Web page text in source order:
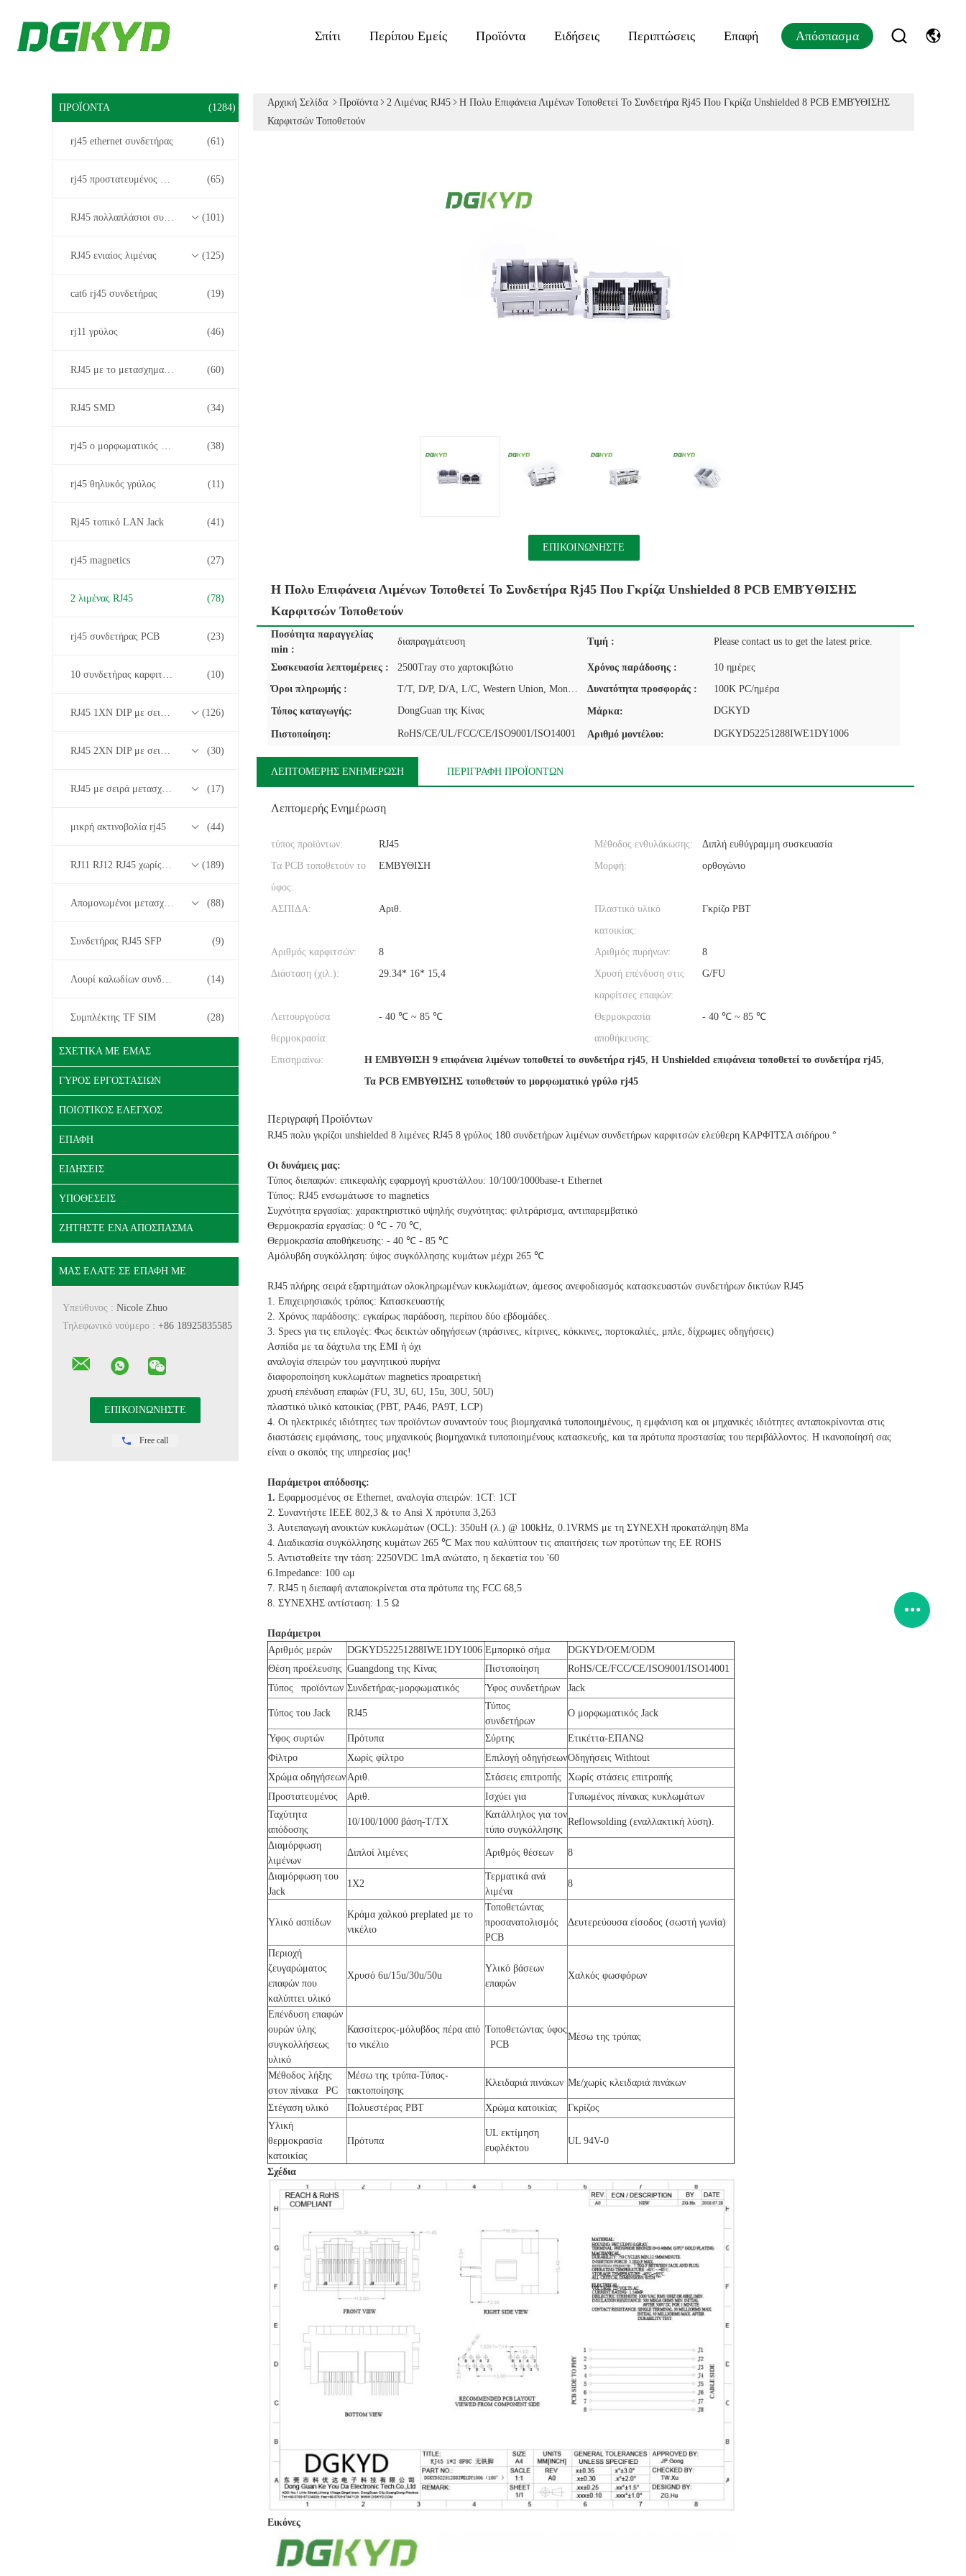
Σπίτι Περίπου Εμείς Προϊόντα Ειδήσεις Περιπτώσεις Επαφή Απόσπασμα
ΠΡΟΪΌΝΤΑ (1284)
rj45 ethernet συνδετήρας (61)
rj45 προστατευμένος συνδετήρας (65)
RJ45 πολλαπλάσιοι συνδετήρες λιμένων (101)
RJ45 ενιαίος λιμένας (125)
cat6 rj45 συνδετήρας (19)
rj11 γρύλος (46)
RJ45 με το μετασχηματιστή (60)
RJ45 SMD (34)
rj45 ο μορφωματικός Jack (38)
rj45 θηλυκός γρύλος (11)
Rj45 τοπικό LAN Jack (41)
rj45 magnetics (27)
2 λιμένας RJ45 (78)
rj45 συνδετήρας PCB (23)
10 συνδετήρας καρφιτσών RJ45 (10)
RJ45 1XN DIP με σειρά μετασχηματιστών βάσης-T 10/100/1000M (126)
RJ45 2XN DIP με σειρά μετασχηματιστών βάσης-T 10/100/1000M (30)
RJ45 με σειρά μετασχηματιστών 2.5G/5G/10G Base-T (17)
μικρή ακτινοβολία rj45 (44)
RJ11 RJ12 RJ45 χωρίς σειρά μετασχηματιστών (189)
Απομονωμένοι μετασχηματιστές (88)
Συνδετήρας RJ45 SFP (9)
Λουρί καλωδίων συνδετήρων (14)
Συμπλέκτης TF SIM (28)
ΣΧΕΤΙΚΆ ΜΕ ΕΜΆΣ
ΓΎΡΟΣ ΕΡΓΟΣΤΑΣΊΩΝ
ΠΟΙΟΤΙΚΌΣ ΈΛΕΓΧΟΣ
ΕΠΑΦΉ
ΕΙΔΉΣΕΙΣ
ΥΠΟΘΈΣΕΙΣ
ΖΗΤΉΣΤΕ ΈΝΑ ΑΠΌΣΠΑΣΜΑ
ΜΑΣ ΕΛΆΤΕ ΣΕ ΕΠΑΦΉ ΜΕ
Υπεύθυνος : Nicole Zhuo
Τηλεφωνικό νούμερο : +86 18925835585
Free call
Αρχική Σελίδα Προϊόντα 2 Λιμένας RJ45
Η Πολυ Επιφάνεια Λιμένων Τοποθετεί Το Συνδετήρα Rj45 Που Γκρίζα Unshielded 8 PCB ΕΜΒΎΘΙΣΗΣ
Καρφιτσών Τοποθετούν
ΕΠΙΚΟΙΝΩΝΉΣΤΕ
Η Πολυ Επιφάνεια Λιμένων Τοποθετεί Το Συνδετήρα Rj45 Που Γκρίζα Unshielded 8 PCB ΕΜΒΎΘΙΣΗΣ
Καρφιτσών Τοποθετούν
Ποσότητα παραγγελίας
min :
διαπραγμάτευση Τιμή : Please contact us to get the latest price.
Συσκευασία λεπτομέρειες : 2500Tray στο χαρτοκιβώτιο Χρόνος παράδοσης :
10 ημέρες
Όροι πληρωμής :
T/T, D/P, D/A, L/C, Western Union, MoneyGram Δυνατότητα προσφοράς : 100K PC/ημέρα
Τόπος καταγωγής: DongGuan της Κίνας Μάρκα: DGKYD
Πιστοποίηση: RoHS/CE/UL/FCC/CE/ISO9001/ISO14001 Αριθμό μοντέλου: DGKYD52251288IWE1DY1006
ΛΕΠΤΟΜΕΡΉΣ ΕΝΗΜΈΡΩΣΗ ΠΕΡΙΓΡΑΦΉ ΠΡΟΪΌΝΤΩΝ
Λεπτομερής Ενημέρωση
τύπος προϊόντων: RJ45 Μέθοδος ενθυλάκωσης:
Διπλή ευθύγραμμη συσκευασία
Τα PCB τοποθετούν το
ύφος:
ΕΜΒΥΘΙΣΗ Μορφή: ορθογώνιο
ΑΣΠΙΔΑ: Αριθ.
Πλαστικό υλικό
κατοικίας:
Γκρίζο PBT
Αριθμός καρφιτσών: 8 Αριθμός πυρήνων:
8
Διάσταση (χιλ.):
29.34* 16* 15,4
Χρυσή επένδυση στις
καρφίτσες επαφών:
G/FU
Λειτουργούσα
θερμοκρασία:
- 40 ℃ ~ 85 ℃
Θερμοκρασία
αποθήκευσης:
- 40 ℃ ~ 85 ℃
Επισημαίνω: Η ΕΜΒΥΘΙΣΗ 9 επιφάνεια λιμένων τοποθετεί το συνδετήρα rj45, Η Unshielded επιφάνεια τοποθετεί το συνδετήρα rj45,
Τα PCB ΕΜΒΥΘΙΣΗΣ τοποθετούν το μορφωματικό γρύλο rj45
Περιγραφή Προϊόντων
RJ45 πολυ γκρίζοι unshielded 8 λιμένες RJ45 8 γρύλος 180 συνδετήρων λιμένων συνδετήρων καρφιτσών ελεύθερη ΚΑΡΦΊΤΣΑ σιδήρου °
Οι δυνάμεις μας:
Τύπος διεπαφών: επικεφαλής εφαρμογή κρυστάλλου: 10/100/1000base-τ Ethernet
Τύπος: RJ45 ενσωμάτωσε το magnetics
Συχνότητα εργασίας: χαρακτηριστικό υψηλής συχνότητας: φιλτράρισμα, αντιπαρεμβατικό
Θερμοκρασία εργασίας: 0 ℃ - 70 ℃,
Θερμοκρασία αποθήκευσης: - 40 ℃ - 85 ℃
Αμόλυβδη συγκόλληση: ύψος συγκόλλησης κυμάτων μέχρι 265 ℃
RJ45 πλήρης σειρά εξαρτημάτων ολοκληρωμένων κυκλωμάτων, άμεσος ανεφοδιασμός κατασκευαστών συνδετήρων δικτύων RJ45
1. Επιχειρησιακός τρόπος: Κατασκευαστής
2. Χρόνος παράδοσης: εγκαίρως παράδοση, περίπου δύο εβδομάδες.
3. Specs για τις επιλογές: Φως δεικτών οδηγήσεων (πράσινες, κίτρινες, κόκκινες, πορτοκαλιές, μπλε, δίχρωμες οδηγήσεις)
Ασπίδα με τα δάχτυλα της EMI ή όχι
αναλογία σπειρών του μαγνητικού πυρήνα
διαφοροποίηση κυκλωμάτων magnetics προαιρετική
χρυσή επένδυση επαφών (FU, 3U, 6U, 15u, 30U, 50U)
πλαστικό υλικό κατοικίας (PBT, PA46, PA9T, LCP)
4. Οι ηλεκτρικές ιδιότητες των προϊόντων συναντούν τους βιομηχανικά τυποποιημένους, η εμφάνιση και οι μηχανικές ιδιότητες ανταποκρίνονται στις
διαστάσεις εμφάνισης, τους μηχανικούς βιομηχανικά τυποποιημένους κατασκευής, και τα πρότυπα προστασίας του περιβάλλοντος. Η ικανοποίησή σας
είναι ο σκοπός της υπηρεσίας μας!
Παράμετροι απόδοσης:
1. Εφαρμοσμένος σε Ethernet, αναλογία σπειρών: 1CT: 1CT
2. Συναντήστε IEEE 802,3 & το Ansi Χ πρότυπα 3,263
3. Αυτεπαγωγή ανοικτών κυκλωμάτων (OCL): 350uH (λ.) @ 100kHz, 0.1VRMS με τη ΣΥΝΕΧΉ προκατάληψη 8Ma
4. Διαδικασία συγκόλλησης κυμάτων 265 ℃ Max που καλύπτουν τις απαιτήσεις των προτύπων της ΕΕ ROHS
5. Αντισταθείτε την τάση: 2250VDC 1mA ανώτατο, η δεκαετία του '60
6.Impedance: 100 ωμ
7. RJ45 η διεπαφή ανταποκρίνεται στα πρότυπα της FCC 68,5
8. ΣΥΝΕΧΗΣ αντίσταση: 1.5 Ω
Παράμετροι
Αριθμός μερών
DGKYD52251288IWE1DY1006 Εμπορικό σήμα
DGKYD/OEM/ODM
Θέση προέλευσης Guangdong της Κίνας Πιστοποίηση
RoHS/CE/FCC/CE/ISO9001/ISO14001
Τύπος προϊόντων Συνδετήρας-μορφωματικός Ύφος συνδετήρων Jack
Τύπος του Jack RJ45
Τύπος
συνδετήρων
Ο μορφωματικός Jack
Ύφος συρτών Πρότυπα Σύρτης
Ετικέττα-ΕΠΑΝΩ
Φίλτρο
Χωρίς φίλτρο Επιλογή οδηγήσεωνΟδηγήσεις Withtout
Χρώμα οδηγήσεωνΑριθ. Στάσεις επιτροπής
Χωρίς στάσεις επιτροπής
Προστατευμένος
Αριθ. Ισχύει για
Τυπωμένος πίνακας κυκλωμάτων
Ταχύτητα
απόδοσης
10/100/1000 βάση-T/TX
Κατάλληλος για τον
τύπο συγκόλλησης
Reflowsolding (εναλλακτική λύση).
Διαμόρφωση
λιμένων
Διπλοί λιμένες Αριθμός θέσεων 8
Διαμόρφωση του
Jack
1X2
Τερματικά ανά
λιμένα
8
Υλικό ασπίδων
Κράμα χαλκού preplated με το
νικέλιο
Τοποθετώντας
προσανατολισμός
PCB
Δευτερεύουσα είσοδος (σωστή γωνία)
Περιοχή
ζευγαρώματος
επαφών που
καλύπτει υλικό
Χρυσό 6u/15u/30u/50u
Υλικό βάσεων
επαφών
Χαλκός φωσφόρων
Επένδυση επαφών
ουρών ύλης
συγκολλήσεως
υλικό
Κασσίτερος-μόλυβδος πέρα από
το νικέλιο
Τοποθετώντας ύφος
PCB
Μέσω της τρύπας
Μέθοδος λήξης
στον πίνακα PC
Μέσω της τρύπα-Τύπος-
τακτοποίησης
Κλειδαριά πινάκων Με/χωρίς κλειδαριά πινάκων
Στέγαση υλικό Πολυεστέρας PBT Χρώμα κατοικίας
Γκρίζος
Υλική
θερμοκρασία
κατοικίας
Πρότυπα
UL εκτίμηση
ευφλέκτου
UL 94V-0
Σχέδια
Εικόνες